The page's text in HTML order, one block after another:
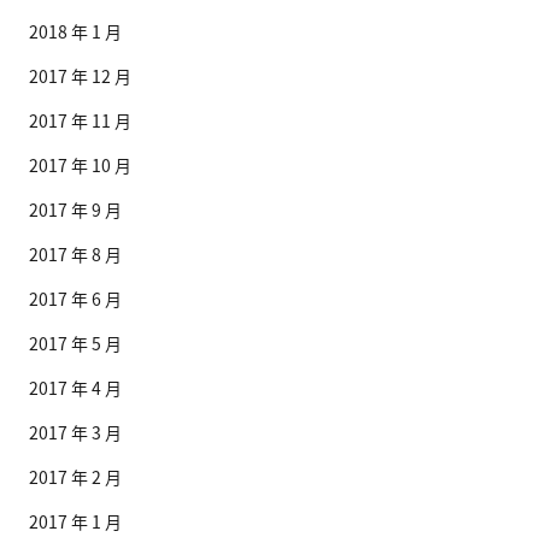
2018 年 1 月
2017 年 12 月
2017 年 11 月
2017 年 10 月
2017 年 9 月
2017 年 8 月
2017 年 6 月
2017 年 5 月
2017 年 4 月
2017 年 3 月
2017 年 2 月
2017 年 1 月